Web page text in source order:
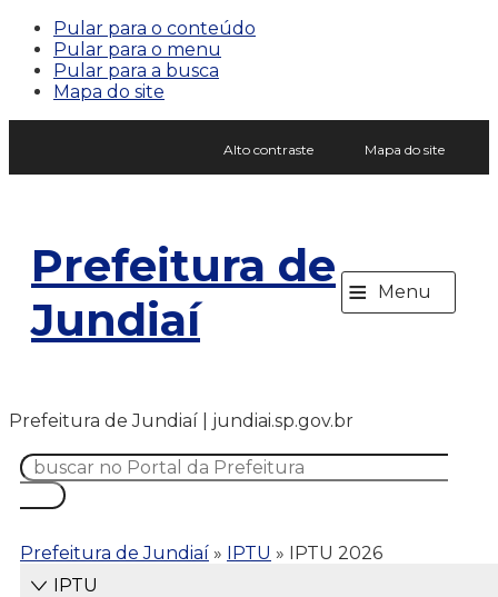
Pular para o conteúdo
Pular para o menu
Pular para a busca
Mapa do site
Alto contraste Mapa do site
Prefeitura de
Jundiaí
≡ Menu
Prefeitura de Jundiaí | jundiai.sp.gov.br
Prefeitura de Jundiaí » IPTU » IPTU 2026
IPTU